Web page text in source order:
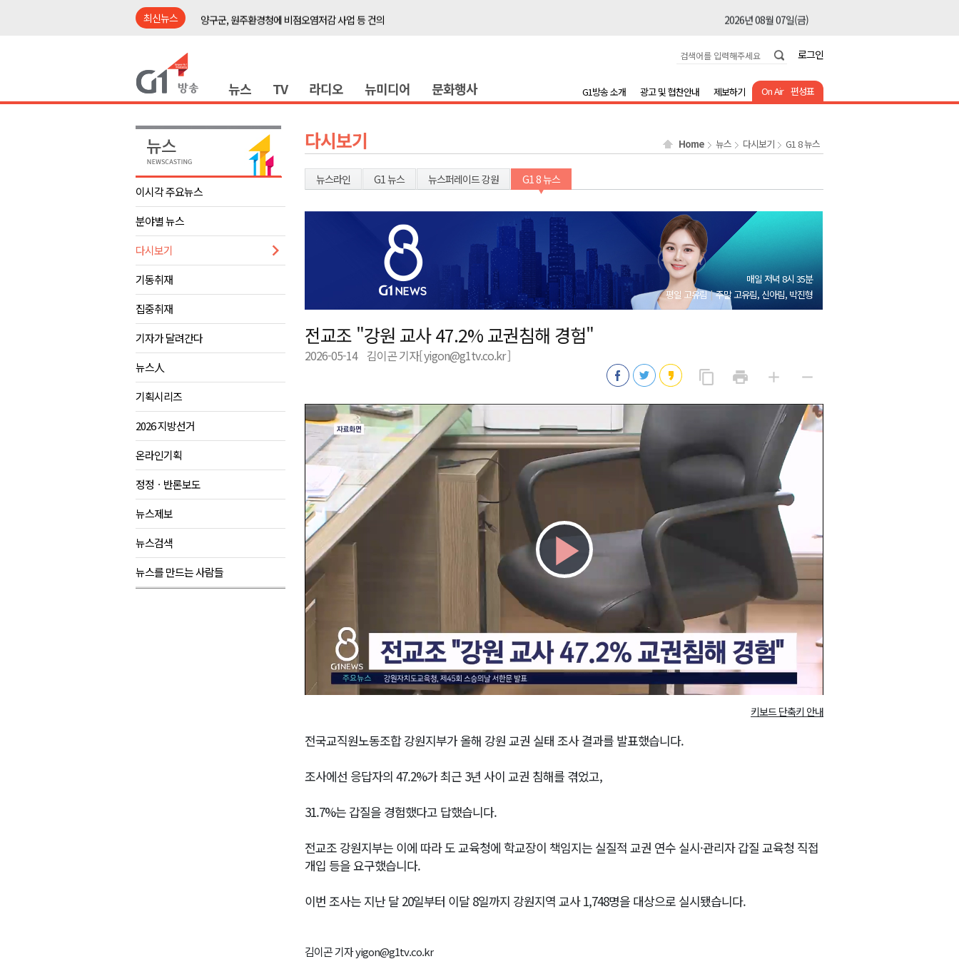
최신뉴스
양구군, 원주환경청에 비점오염저감 사업 등 건의
2026년 08월 07일(금)
2026년 08월 07일(금)
원주시, 하반기 중소기업육성자금 지원 접수
2026년 08월 07일(금)
태백시, 28~29일 제5회 황부자 며느리 축제
오늘 극한폭염 계속..낮 최고 ‘영상 38도’
2026년 08월 07일(금)
썩고, 무르고..농산물 피해 속출
2026년 08월 07일(금)
양구군, 원주환경청에 비점오염저감 사업 등 건의
2026년 08월 07일(금)
<강원랜드> 관광객이 인구 3배..싱가포르 복합리조트
2026년 08월 07일(금)
<강원랜드> 마카오 카지노 "복합리조트로 진화 중"
2026년 08월 07일(금)
강원도립대학교, 하반기 평생교육원 수강생 모집
태백시, 28~29일 제5회 황부자 며느리 축제
오늘 극한폭염 계속..낮 최고 ‘영상 38도’
2026년 08월 07일(금)
썩고, 무르고..농산물 피해 속출
2026년 08월 07일(금)
로그인
뉴스 TV 라디오 뉴미디어 문화행사 On Air 편성표
G1방송 소개 광고 및 협찬안내 제보하기
이시각 주요뉴스
분야별 뉴스
다시보기
기동취재
집중취재
기자가 달려간다
뉴스人
기획시리즈
2026 지방선거
온라인기획
정정ㆍ반론보도
뉴스제보
뉴스검색
뉴스를 만드는 사람들
다시보기 Home 뉴스 다시보기 G1 8 뉴스
뉴스라인 G1 뉴스 뉴스퍼레이드 강원 G1 8 뉴스
매일 저녁 8시 35분
평일 고유림
주말 고유림, 신아림, 박진형
전교조 "강원 교사 47.2% 교권침해 경험"
2026-05-14 김이곤 기자[ yigon@g1tv.co.kr ]
content_copy
사
print add
게
remove
게
Play
Video
키보드 단축키 안내
전국교직원노동조합 강원지부가 올해 강원 교권 실태 조사 결과를 발표했습니다.
조사에선 응답자의 47.2%가 최근 3년 사이 교권 침해를 겪었고,
31.7%는 갑질을 경험했다고 답했습니다.
전교조 강원지부는 이에 따라 도 교육청에 학교장이 책임지는 실질적 교권 연수 실시·관리자 갑질 교육청 직접
개입 등을 요구했습니다.
이번 조사는 지난 달 20일부터 이달 8일까지 강원지역 교사 1,748명을 대상으로 실시됐습니다.
김이곤 기자 yigon@g1tv.co.kr